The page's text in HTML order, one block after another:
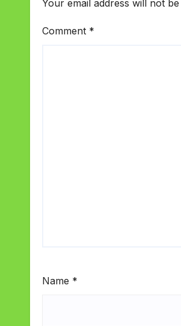
Your email address will not
Comment *
Name *